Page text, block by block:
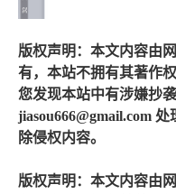
版权声明：本文内容由
有，本站不拥有其著作
您发现本站中有涉嫌抄
jiasou666@gmail.com
除侵权内容。
版权声明：本文内容由